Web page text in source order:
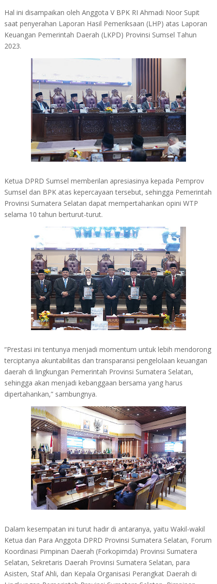
Hal ini disampaikan oleh Anggota V BPK RI Ahmadi Noor Supit
saat penyerahan Laporan Hasil Pemeriksaan (LHP) atas Laporan
Keuangan Pemerintah Daerah (LKPD) Provinsi Sumsel Tahun
2023.
Ketua DPRD Sumsel memberilan apresiasinya kepada Pemprov
Sumsel dan BPK atas kepercayaan tersebut, sehingga Pemerintah
Provinsi Sumatera Selatan dapat mempertahankan opini WTP
selama 10 tahun berturut-turut.
“Prestasi ini tentunya menjadi momentum untuk lebih mendorong
terciptanya akuntabilitas dan transparansi pengelolaan keuangan
daerah di lingkungan Pemerintah Provinsi Sumatera Selatan,
sehingga akan menjadi kebanggaan bersama yang harus
dipertahankan,” sambungnya.
Dalam kesempatan ini turut hadir di antaranya, yaitu Wakil-wakil
Ketua dan Para Anggota DPRD Provinsi Sumatera Selatan, Forum
Koordinasi Pimpinan Daerah (Forkopimda) Provinsi Sumatera
Selatan, Sekretaris Daerah Provinsi Sumatera Selatan, para
Asisten, Staf Ahli, dan Kepala Organisasi Perangkat Daerah di